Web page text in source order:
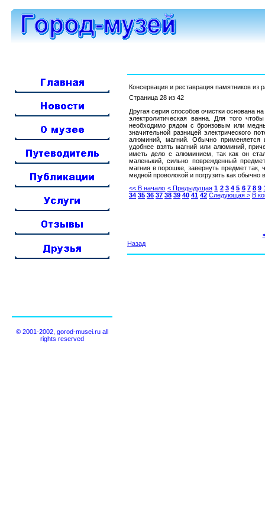
© 2001-2002, gorod-musei.ru all
rights reserved
Консервация и реставрация памятников
Страница 28 из 42
Другая серия способов очистки основана
электролитическая ванна. Для того
необходимо рядом с бронзовым или
значительной разницей электрического
алюминий, магний. Обычно применяется
удобнее взять магний или алюминий,
иметь дело с алюминием, так как он
маленький, сильно поврежденный
магния в порошке, завернуть предмет так,
медной проволокой и погрузить как обычно
<< В начало < Предыдущая 1 2 3 4 5 6 7 8 9
34 35 36 37 38 39 40 41 42 Следующая > В
Назад